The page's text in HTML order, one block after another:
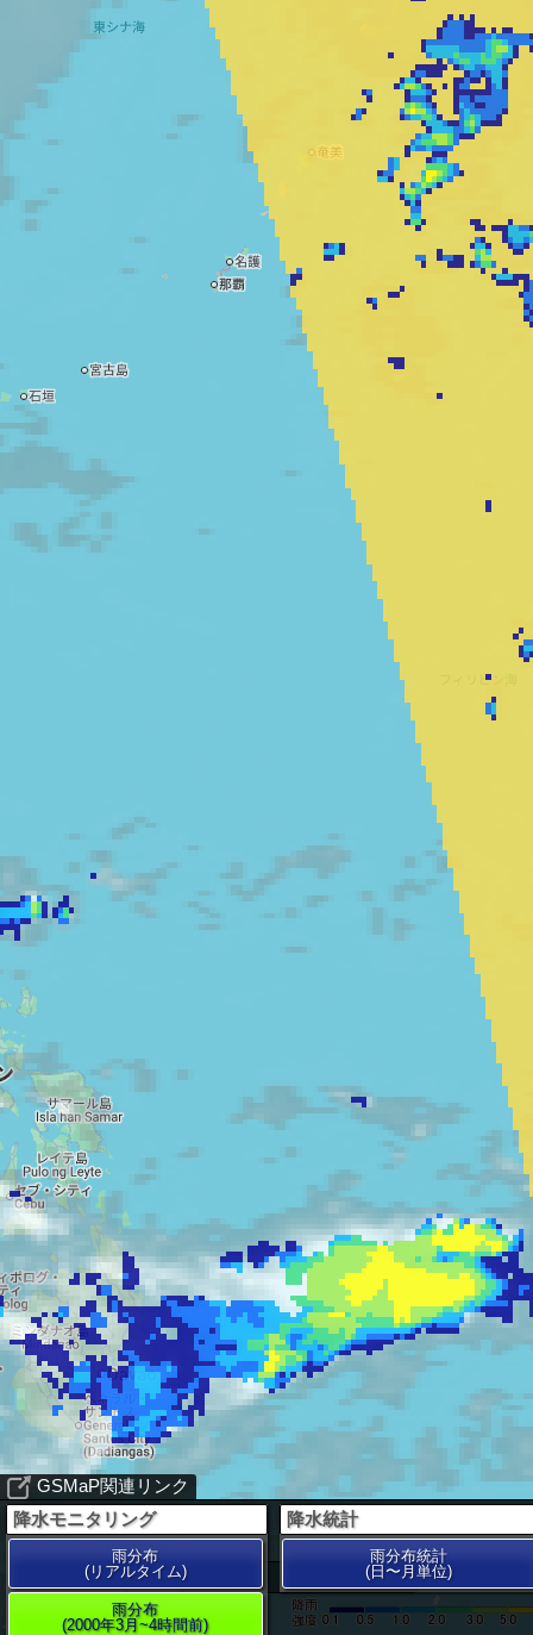
200 km
GSMaP関連リンク
降水モニタリング
雨分布
(リアルタイム)
雨分布
(2000年3月~4時間前)
降水統計
雨分布統計
(日〜月単位)